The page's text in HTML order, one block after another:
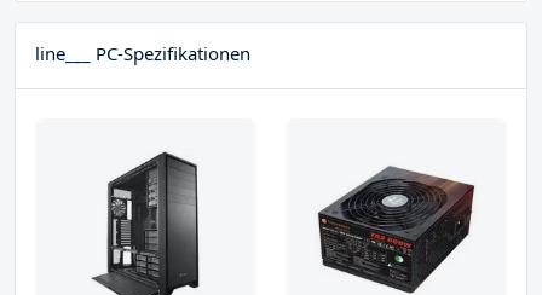
line___ PC-Spezifikationen